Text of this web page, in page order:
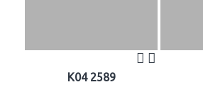
K04 2589